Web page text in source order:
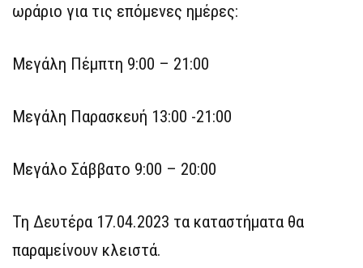
ωράριο για τις επόμενες ημέρες:
Μεγάλη Πέμπτη 9:00 – 21:00
Μεγάλη Παρασκευή 13:00 -21:00
Μεγάλο Σάββατο 9:00 – 20:00
Τη Δευτέρα 17.04.2023 τα καταστήματα θα
παραμείνουν κλειστά.